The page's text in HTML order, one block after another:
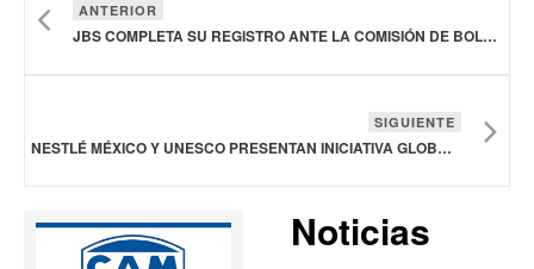
ANTERIOR
JBS COMPLETA SU REGISTRO ANTE LA COMISIÓN DE BOLSA Y VALORES DE ESTADOS UNIDOS
SIGUIENTE
NESTLÉ MÉXICO Y UNESCO PRESENTAN INICIATIVA GLOBAL PARA MEJORAR LA RESILIENCIA CLIMÁTICA A TRAVÉS DE LOS JÓVENES
Noticias